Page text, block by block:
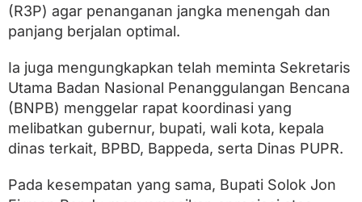
(R3P) agar penanganan jangka menengah dan
panjang berjalan optimal.
Ia juga mengungkapkan telah meminta Sekretaris
Utama Badan Nasional Penanggulangan Bencana
(BNPB) menggelar rapat koordinasi yang
melibatkan gubernur, bupati, wali kota, kepala
dinas terkait, BPBD, Bappeda, serta Dinas PUPR.
Pada kesempatan yang sama, Bupati Solok Jon